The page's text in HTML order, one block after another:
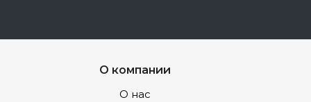
О компании
О нас